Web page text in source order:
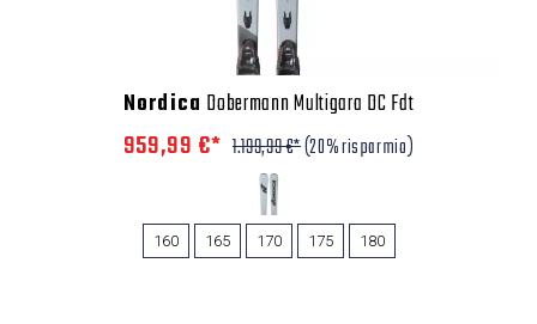
Nordica Dobermann Multigara DC Fdt
959,99 €* 1.199,99 €*(20% risparmio)
160 165 170 175 180